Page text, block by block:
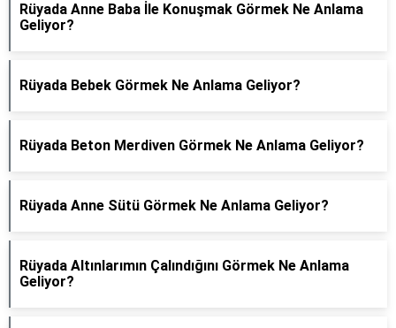
Rüyada Anne Baba İle Konuşmak Görmek Ne Anlama
Geliyor?
Rüyada Bebek Görmek Ne Anlama Geliyor?
Rüyada Beton Merdiven Görmek Ne Anlama Geliyor?
Rüyada Anne Sütü Görmek Ne Anlama Geliyor?
Rüyada Altınlarımın Çalındığını Görmek Ne Anlama
Geliyor?